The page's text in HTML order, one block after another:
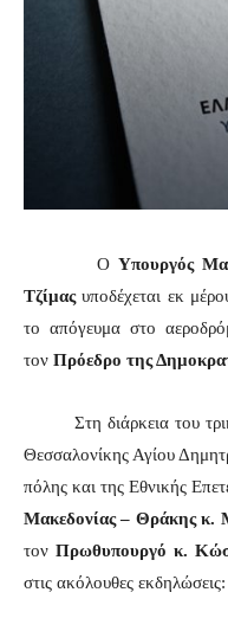
ΟΥπουργός
Τζίμαςυποδέχεται εκ
το απόγευμα στο
τον Πρόεδρο της
Στη διάρκεια του
Θεσσαλονίκης Αγίου
πόλης και της Εθνικής
Μακεδονίας – Θράκης κ.
τονΠρωθυπουργό κ.
στις ακόλουθες εκδηλώσεις: